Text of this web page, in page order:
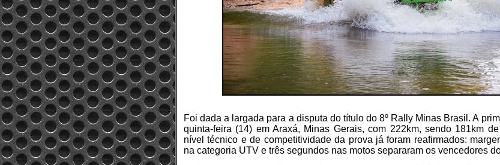
Foi dada a largada para a disputa do título do 8º Rally Minas Brasil. A
quinta-feira (14) em Araxá, Minas Gerais, com 222km, sendo 181km
nível técnico e de competitividade da prova já foram reafirmados:
na categoria UTV e três segundos nas motos separaram os vencedores